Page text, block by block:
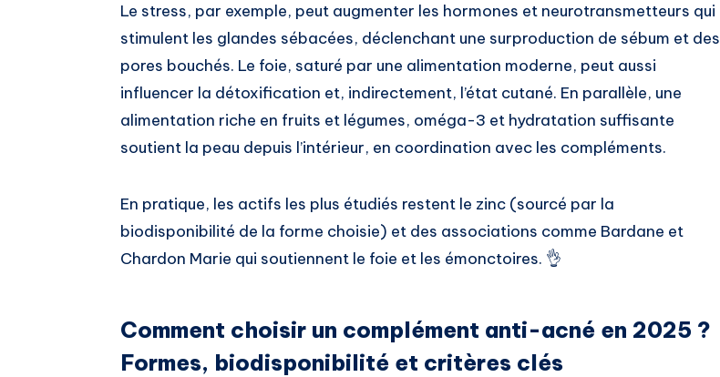
Le stress, par exemple, peut augmenter les hormones et neurotransmetteurs qui
stimulent les glandes sébacées, déclenchant une surproduction de sébum et des
pores bouchés. Le foie, saturé par une alimentation moderne, peut aussi
influencer la détoxification et, indirectement, l’état cutané. En parallèle, une
alimentation riche en fruits et légumes, oméga-3 et hydratation suffisante
soutient la peau depuis l’intérieur, en coordination avec les compléments.
En pratique, les actifs les plus étudiés restent le zinc (sourcé par la
biodisponibilité de la forme choisie) et des associations comme Bardane et
Chardon Marie qui soutiennent le foie et les émonctoires. 👌
Comment choisir un complément anti-acné en 2025 ?
Formes, biodisponibilité et critères clés